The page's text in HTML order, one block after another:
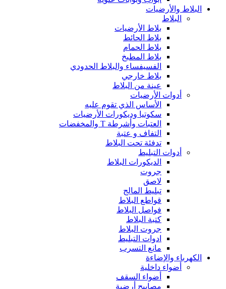
البلاط والأرضيات
البلاط
بلاط الأرضيات
بلاط الحائط
بلاط الحمام
بلاط المطبخ
الفسيفساء والبلاط الحدودي
بلاط خارجي
عينة من البلاط
أدوات الأرضيات
الأساس الذي تقوم عليه
سكوتيا وديكورات الأرضيات
العتبات وأشرطة T والمخفضات
التفاف و عتبة
تدفئة تحت البلاط
أدوات التبليط
الديكورات البلاط
جروت
لاصق
تبليط المالج
قواطع البلاط
فواصل البلاط
كتبة البلاط
جروت البلاط
ادوات التبليط
مانع التسرب
الكهرباء والإضاءة
أضواء داخلية
أضواء السقف
مصابيح أرضية